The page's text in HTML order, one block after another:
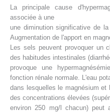
La principale cause
associée à une
une diminution significative de
Augmentation de l'apport en
Les sels peuvent provoquer un
des habitudes intestinales
provoque une
fonction rénale normale. L'eau
dans lesquelles le magnésium
des concentrations élevées
environ 250 mg/l chacun)